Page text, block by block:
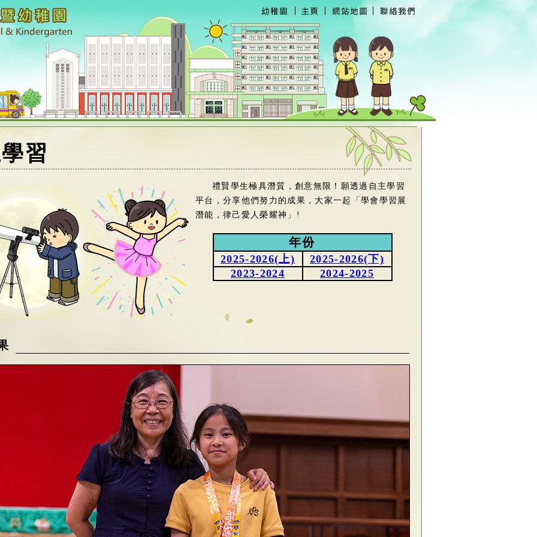
習
禮賢學生極具潛質，創意無限！願透過自主學習
平台，分享他們努力的成果，大家一起「學會學習展
潛能，律己愛人榮耀神」!
年份
2025-2026(上)
2025-2026(下)
2023-2024
2024-2025